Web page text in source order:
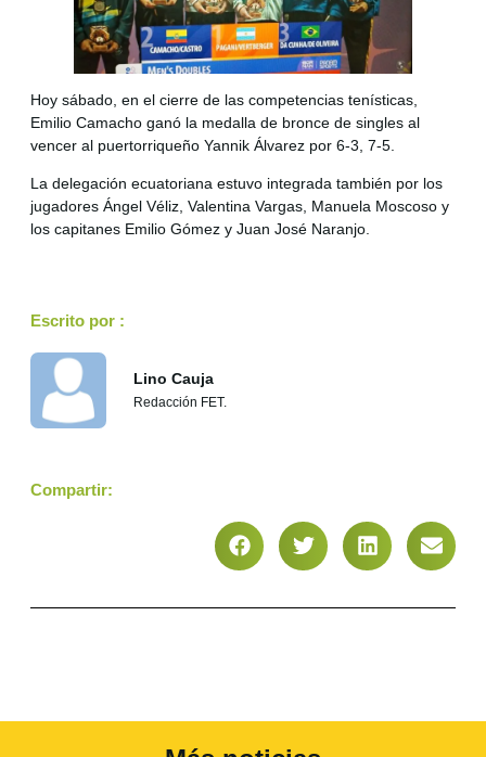
Hoy sábado, en el cierre de las competencias tenísticas,
Emilio Camacho ganó la medalla de bronce de singles al
vencer al puertorriqueño Yannik Álvarez por 6-3, 7-5.
La delegación ecuatoriana estuvo integrada también por los
jugadores Ángel Véliz, Valentina Vargas, Manuela Moscoso y
los capitanes Emilio Gómez y Juan José Naranjo.
Escrito por :
Lino Cauja
Redacción FET.
Compartir: